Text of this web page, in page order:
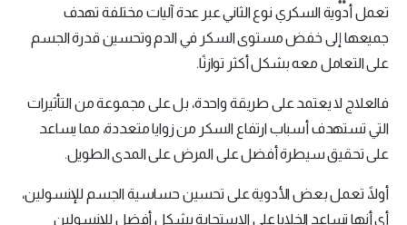
تعمل أدوية السكري نوع الثاني عبر عدة آليات مختلفة تهدف
جميعها إلى خفض مستوى السكر في الدم وتحسين قدرة الجسم
على التعامل معه بشكل أكثر توازنًا.
فالعلاج لا يعتمد على طريقة واحدة، بل على مجموعة من التأثيرات
التي تستهدف أسباب ارتفاع السكر من زوايا متعددة، مما يساعد
على تحقيق سيطرة أفضل على المرض على المدى الطويل.
أولًا، تعمل بعض الأدوية على تحسين حساسية الجسم للإنسولين،
أي أنها تساعد الخلايا على الاستجابة بشكل أفضل للإنسولين